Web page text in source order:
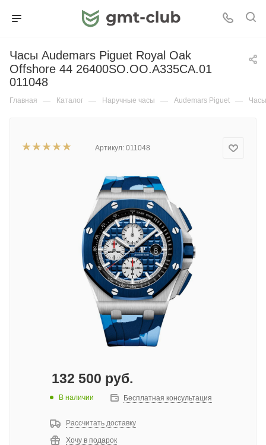
Часы Audemars Piguet Royal Oak
Offshore 44 26400SO.OO.A335CA.01
011048
Главная — Каталог — Наручные часы — Audemars Piguet —
Артикул: 011048
132 500 руб.
В наличии Бесплатная консультация
Рассчитать доставку
Хочу в подарок